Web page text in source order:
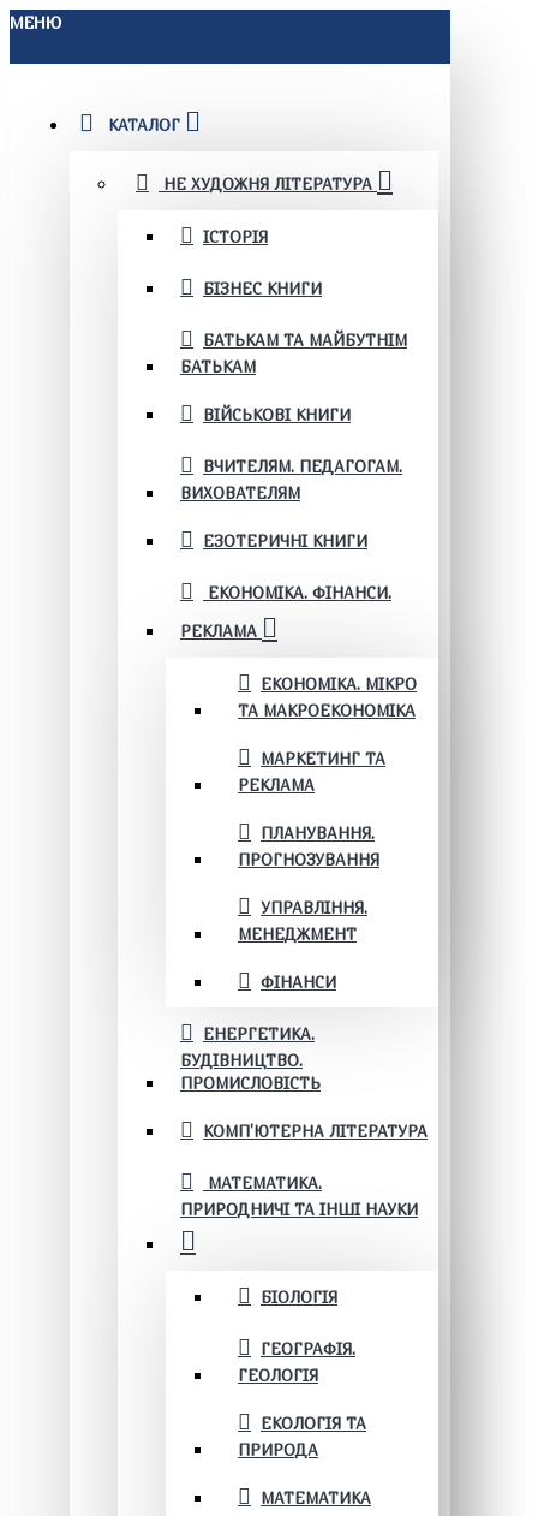
МЕНЮ
КАТАЛОГ
НЕ ХУДОЖНЯ ЛІТЕРАТУРА
ІСТОРІЯ
БІЗНЕС КНИГИ
БАТЬКАМ ТА МАЙБУТНІМ
БАТЬКАМ
ВІЙСЬКОВІ КНИГИ
ВЧИТЕЛЯМ. ПЕДАГОГАМ.
ВИХОВАТЕЛЯМ
ЕЗОТЕРИЧНІ КНИГИ
ЕКОНОМІКА. ФІНАНСИ.
РЕКЛАМА
ЕКОНОМІКА. МІКРО
ТА МАКРОЕКОНОМІКА
МАРКЕТИНГ ТА
РЕКЛАМА
ПЛАНУВАННЯ.
ПРОГНОЗУВАННЯ
УПРАВЛІННЯ.
МЕНЕДЖМЕНТ
ФІНАНСИ
ЕНЕРГЕТИКА.
БУДІВНИЦТВО.
ПРОМИСЛОВІСТЬ
КОМП'ЮТЕРНА ЛІТЕРАТУРА
МАТЕМАТИКА.
ПРИРОДНИЧІ ТА ІНШІ НАУКИ
БІОЛОГІЯ
ГЕОГРАФІЯ.
ГЕОЛОГІЯ
ЕКОЛОГІЯ ТА
ПРИРОДА
МАТЕМАТИКА